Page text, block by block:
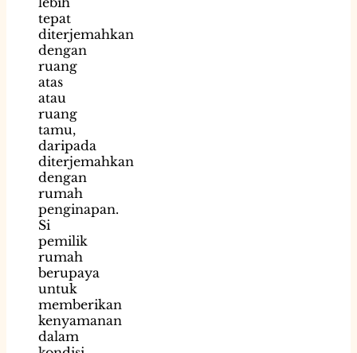
tepat
diterjemahkan
dengan
ruang
atas
atau
ruang
tamu,
daripada
diterjemahkan
dengan
rumah
penginapan.
Si
pemilik
rumah
berupaya
untuk
memberikan
kenyamanan
dalam